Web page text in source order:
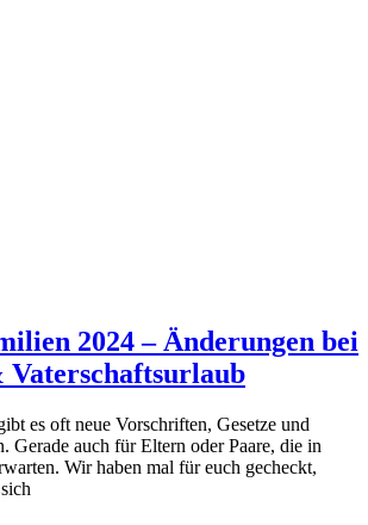
2024 – Änderungen bei
es oft neue Vorschriften, Gesetze und
Gerade auch für Eltern oder Paare, die in
Wir haben mal für euch gecheckt,